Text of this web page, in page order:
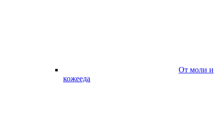
От моли и
кожееда